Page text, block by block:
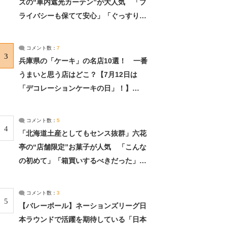
ズの“車内遮光カーテン”が大人気 「プ
ライバシーも保てて安心」「ぐっすり眠
3
コメント数： 7
兵庫県の「ケーキ」の名店10選！ 一番
うまいと思う店はどこ？【7月12日は
「デコレーションケーキの日」！】
4
コメント数： 5
「北海道土産としてもセンス抜群」六花
亭の“店舗限定”お菓子が人気 「こんな
の初めて」「箱買いするべきだった」
5
コメント数： 3
【バレーボール】ネーションズリーグ日
本ラウンドで活躍を期待している「日本